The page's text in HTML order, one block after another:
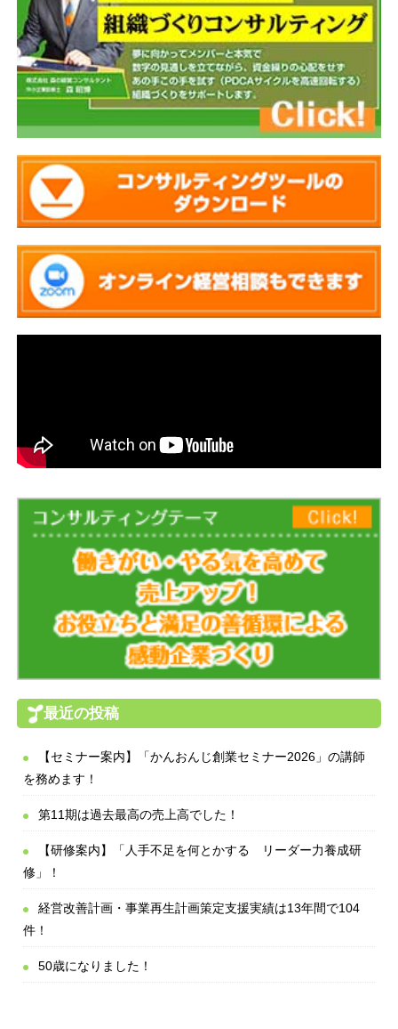
最近の投稿
【セミナー案内】「かんおんじ創業セミナー2026」の講師
を務めます！
第11期は過去最高の売上高でした！
【研修案内】「人手不足を何とかする リーダー力養成研
修」！
経営改善計画・事業再生計画策定支援実績は13年間で104
件！
50歳になりました！